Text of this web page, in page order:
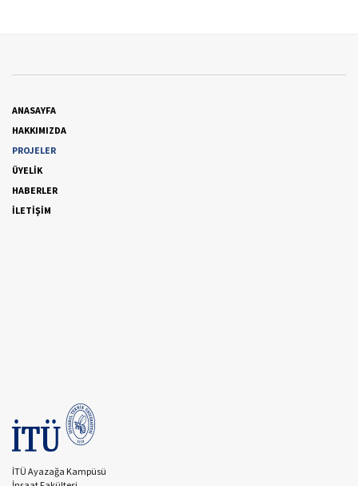
ANASAYFA
HAKKIMIZDA
PROJELER
ÜYELİK
HABERLER
İLETİŞİM
İTÜ Ayazağa Kampüsü